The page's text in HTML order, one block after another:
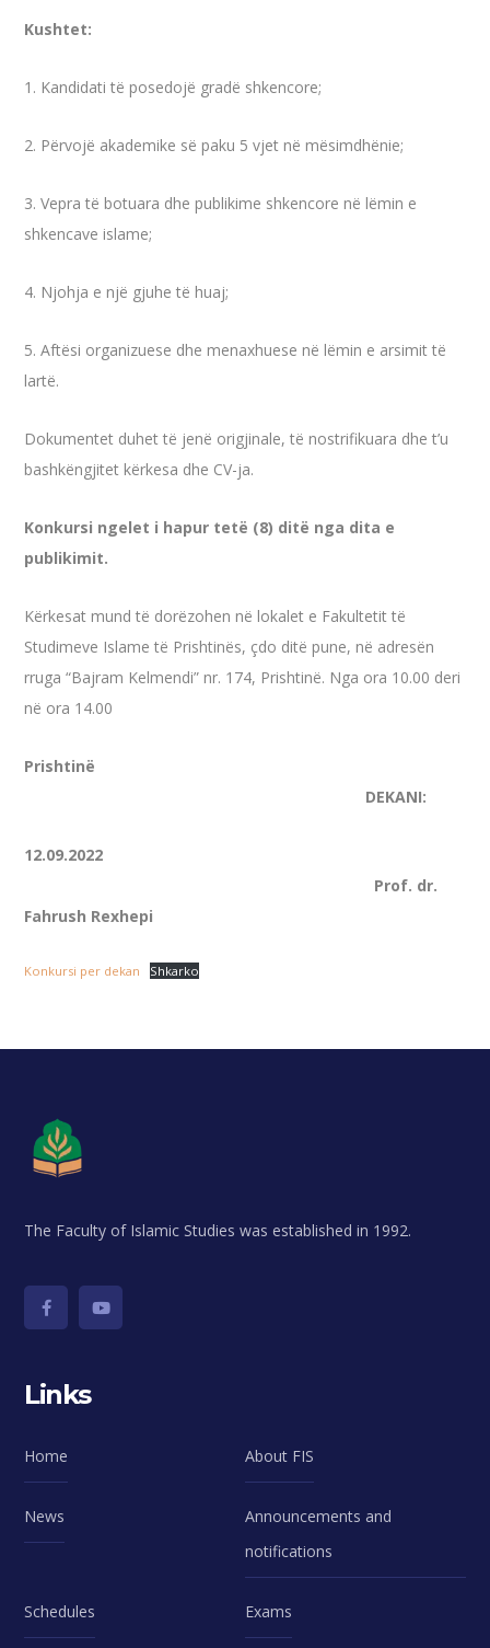
Kushtet:
1. Kandidati të posedojë gradë shkencore;
2. Përvojë akademike së paku 5 vjet në mësimdhënie;
3. Vepra të botuara dhe publikime shkencore në lëmin e
shkencave islame;
4. Njohja e një gjuhe të huaj;
5. Aftësi organizuese dhe menaxhuese në lëmin e arsimit të
lartë.
Dokumentet duhet të jenë origjinale, të nostrifikuara dhe t’u
bashkëngjitet kërkesa dhe CV-ja.
Konkursi ngelet i hapur tetë (8) ditë nga dita e
publikimit.
Kërkesat mund të dorëzohen në lokalet e Fakultetit të
Studimeve Islame të Prishtinës, çdo ditë pune, në adresën
rruga “Bajram Kelmendi” nr. 174, Prishtinë. Nga ora 10.00 deri
në ora 14.00
Prishtinë
DEKANI:
12.09.2022
Prof. dr.
Fahrush Rexhepi
Konkursi per dekan Shkarko
The Faculty of Islamic Studies was established in 1992.
Links
Home About FIS
News
Announcements and
notifications
Schedules Exams